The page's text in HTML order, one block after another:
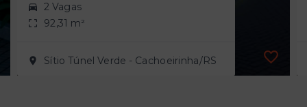
2 Vagas
92,31 m²
Sítio Túnel Verde - Cachoeirinha/RS